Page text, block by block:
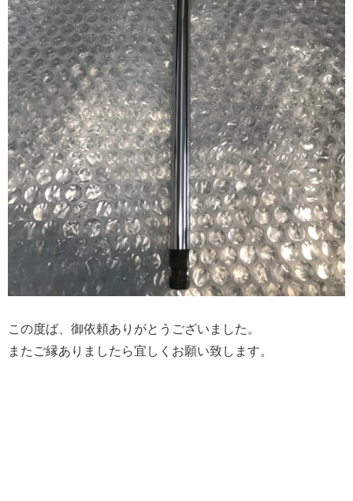
この度ば、御依頼ありがとうございました。
またご縁ありましたら宜しくお願い致します。